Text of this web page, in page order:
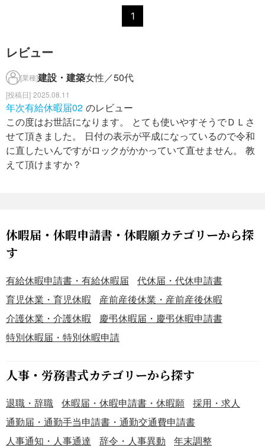
1
レビュー
[業種]建設・建築女性／50代
2025.08.11
年次有給休暇届02 のレビュー
この度はお世話になります。 とても使いやすそうでＤＬさ
せて頂きました。 日付の表示が平成になっているので令和
に直したいんですがロックがかかっていて直せません。 教
えて頂けますか？
休暇届・休暇申請書・休暇願カテゴリーから探
す
有給休暇申請書・有給休暇届
代休届・代休申請書
育児休業・育児休暇
産前産後休業・産前産後休暇
介護休業・介護休暇
慶弔休暇届・慶弔休暇申請書
特別休暇届・特別休暇申請
人事・労務書式カテゴリーから探す
退職・辞職 休暇届・休暇申請書・休暇願
採用・求人
通勤届・通勤手当申請書・通勤交通費申請書
人事通知・人事通達
辞令・人事異動
年末調整